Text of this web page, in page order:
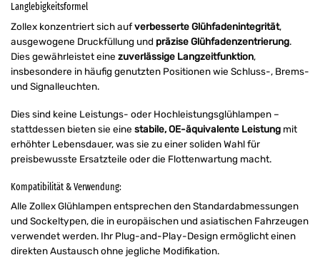
Langlebigkeitsformel
Zollex konzentriert sich aufverbesserte Glühfadenintegrität,
ausgewogene Druckfüllung und präzise Glühfadenzentrierung.
Dies gewährleistet eine zuverlässige Langzeitfunktion,
insbesondere in häufig genutzten Positionen wie Schluss-, Brems-
und Signalleuchten.
Dies sind keine Leistungs- oder Hochleistungsglühlampen –
stattdessen bieten sie eine stabile, OE-äquivalente Leistung mit
erhöhter Lebensdauer, was sie zu einer soliden Wahl für
preisbewusste Ersatzteile oder die Flottenwartung macht.
Kompatibilität & Verwendung:
Alle Zollex Glühlampen entsprechen den Standardabmessungen
und Sockeltypen, die in europäischen und asiatischen Fahrzeugen
verwendet werden. Ihr Plug-and-Play-Design ermöglicht einen
direkten Austausch ohne jegliche Modifikation.